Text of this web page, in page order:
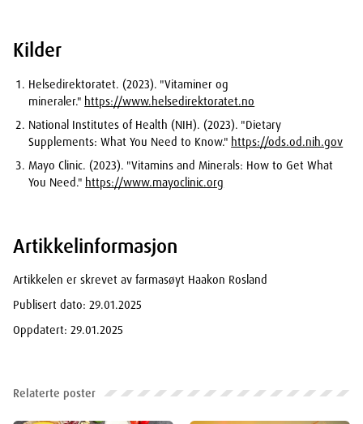
Kilder
Helsedirektoratet. (2023). "Vitaminer og
mineraler." https://www.helsedirektoratet.no
National Institutes of Health (NIH). (2023). "Dietary
Supplements: What You Need to Know." https://ods.od.nih.gov
Mayo Clinic. (2023). "Vitamins and Minerals: How to Get What
You Need." https://www.mayoclinic.org
Artikkelinformasjon
Artikkelen er skrevet av farmasøyt Haakon Rosland
Publisert dato: 29.01.2025
Oppdatert: 29.01.2025
Relaterte poster